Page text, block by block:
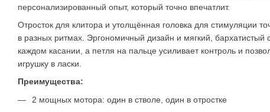
персонализированный опыт, который точно впечатлит.
Отросток для клитора и утолщённая головка для стимуляции
в разных ритмах. Эргономичный дизайн и мягкий, бархатистый
каждом касании, а петля на пальце усиливает контроль и
игрушку в ласки.
Преимущества:
2 мощных мотора: один в стволе, один в отростке